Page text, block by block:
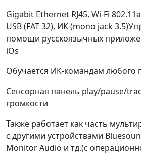
Gigabit Ethernet RJ45, Wi-Fi
USB (FAT 32), ИК (mono jack
помощи русскоязычных
iOs
Обучается ИК-командам любого
Сенсорная панель play/pause/
громкости
Также работает как часть
с другими устройствами
Monitor Audio и тд.(с